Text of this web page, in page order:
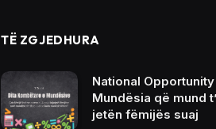
TË ZGJEDHURA
National Opportunity
Mundësia që mund
jetën fëmijës suaj